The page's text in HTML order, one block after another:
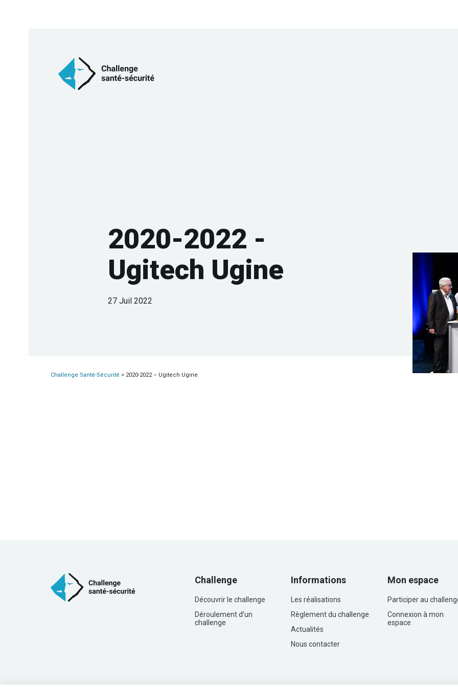
2020-2022 -
Ugitech Ugine
27 Juil 2022
Challenge Santé-Sécurité > 2020-2022 – Ugitech Ugine
Challenge
Découvrir le challenge
Déroulement d’un
challenge
Informations
Les réalisations
Règlement du challenge
Actualités
Nous contacter
Mon espace
Participer au
Connexion à mon
espace